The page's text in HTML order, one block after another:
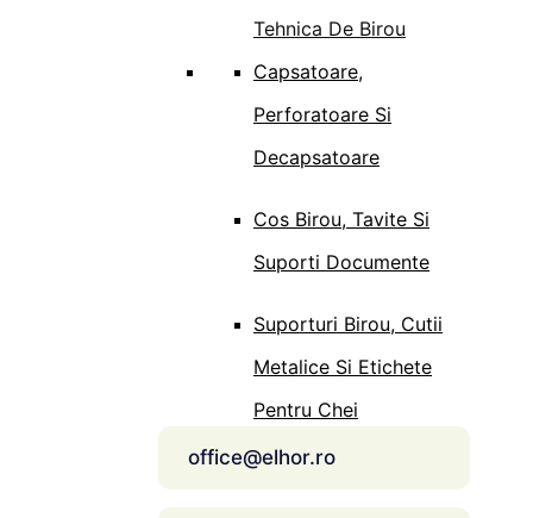
Tehnica De Birou
Capsatoare,
Perforatoare Si
Decapsatoare
Cos Birou, Tavite Si
Suporti Documente
Suporturi Birou, Cutii
Metalice Si Etichete
Pentru Chei
office@elhor.ro